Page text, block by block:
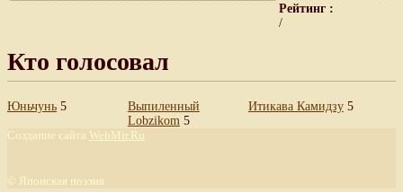
Рейтинг :
/
Кто голосовал
Юньчунь 5
Выпиленный
Lobzikom 5
Итикава Камидзу5
Создание сайта WebMir.Ru
Японская поэзия